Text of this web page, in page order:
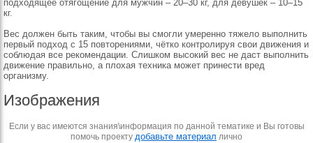
подходящее отягощение для мужчин – 20–30 кг, для девушек – 10–15
кг.
Вес должен быть таким, чтобы вы смогли умеренно тяжело выполнить
первый подход с 15 повторениями, чётко контролируя свои движения и
соблюдая все рекомендации. Слишком высокий вес не даст выполнить
движение правильно, а плохая техника может принести вред
организму.
Изображения
Если у вас имеются знания\информация по данной тематике и Вы готовы
помочь проекту добавьте материал лично